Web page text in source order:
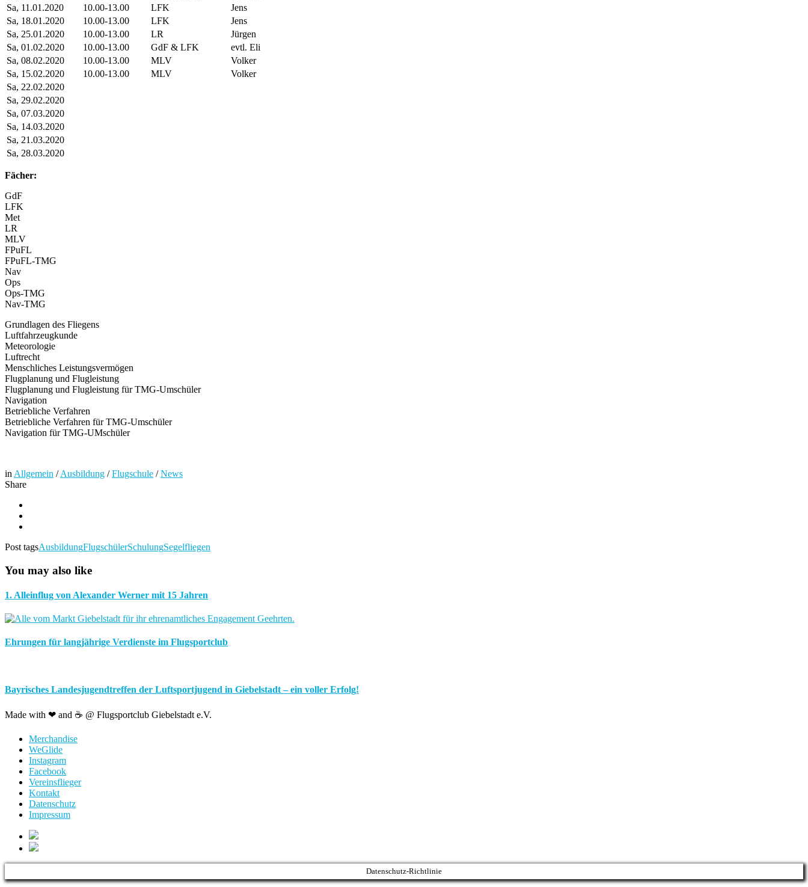
Sa, 11.01.2020
10.00-13.00 LFK
Jens
Sa, 18.01.2020
10.00-13.00 LFK
Jens
Sa, 25.01.2020
10.00-13.00 LR
Jürgen
Sa, 01.02.2020
10.00-13.00 GdF & LFK
evtl. Eli
Sa, 08.02.2020
10.00-13.00 MLV
Volker
Sa, 15.02.2020
10.00-13.00 MLV
Volker
Sa, 22.02.2020
Sa, 29.02.2020
Sa, 07.03.2020
Sa, 14.03.2020
Sa, 21.03.2020
Sa, 28.03.2020
Fächer:
GdF
LFK
Met
LR
MLV
FPuFL
FPuFL-TMG
Nav
Ops
Ops-TMG
Nav-TMG
Grundlagen des Fliegens
Luftfahrzeugkunde
Meteorologie
Luftrecht
Menschliches Leistungsvermögen
Flugplanung und Flugleistung
Flugplanung und Flugleistung für TMG-Umschüler
Navigation
Betriebliche Verfahren
Betriebliche Verfahren für TMG-Umschüler
Navigation für TMG-UMschüler
in Allgemein /Ausbildung /Flugschule /News
Share
Post tagsAusbildungFlugschülerSchulungSegelfliegen
You may also like
1. Alleinflug von Alexander Werner mit 15 Jahren
Ehrungen für langjährige Verdienste im Flugsportclub
Bayrisches Landesjugendtreffen der Luftsportjugend in Giebelstadt – ein voller Erfolg!
Made with ❤ and ☕️ @ Flugsportclub Giebelstadt e.V.
Merchandise
WeGlide
Instagram
Facebook
Vereinsflieger
Kontakt
Datenschutz
Impressum
Datenschutz-Richtlinie